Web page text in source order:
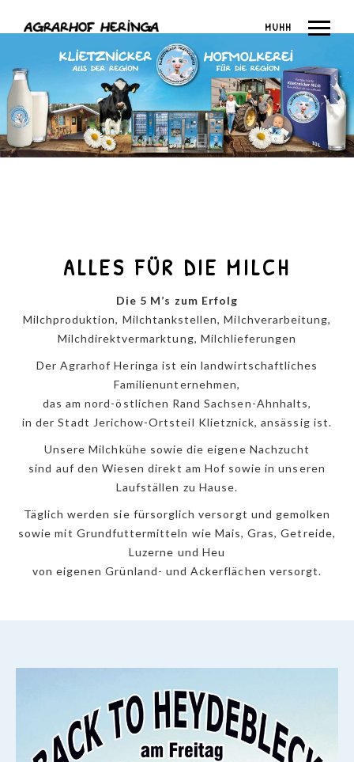
MUHH
ALLES FÜR DIE MILCH
Die 5 M’s zum Erfolg
Milchproduktion, Milchtankstellen, Milchverarbeitung,
Milchdirektvermarktung, Milchlieferungen
Der Agrarhof Heringa ist ein landwirtschaftliches
Familienunternehmen,
das am nord-östlichen Rand Sachsen-Ahnhalts,
in der Stadt Jerichow-Ortsteil Klietznick, ansässig ist.
Unsere Milchkühe sowie die eigene Nachzucht
sind auf den Wiesen direkt am Hof sowie in unseren
Laufställen zu Hause.
Täglich werden sie fürsorglich versorgt und gemolken
sowie mit Grundfuttermitteln wie Mais, Gras, Getreide,
Luzerne und Heu
von eigenen Grünland- und Ackerflächen versorgt.